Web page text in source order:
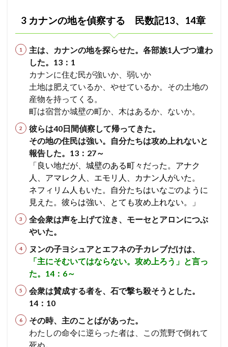
る。
20
24
章
6
6 モ
アブ
王、
預言
者バ
ラク
にイ
スラ
をの
ろわ
うと
民数
記
22
章
8
7 モ
アブ
3 カナンの地を偵察する 民数記13、14章
主は、カナンの地を探らせた。各部族1人づつ遣わ
した。13：1
カナンに住む民が強いか、弱いか
土地は肥えているか、やせているか。その土地の
産物を持ってくる。
町は宿営か城壁の町か、木はあるか、ないか。
彼らは40日間偵察して帰ってきた。
その地の住民は強い。自分たちは攻め上れないと
報告した。13：27～
「良い地だが、城壁のある町々だった。アナク
人、アマレク人、エモリ人、カナン人がいた。
ネフィリム人もいた。自分たちはいなごのように
見えた。彼らは強い、とても攻め上れない。」
全会衆は声を上げて泣き、モーセとアロンにつぶ
やいた。
ヌンの子ヨシュアとエフネの子カレブだけは、
「主にそむいてはならない。攻め上ろう」と言っ
た。14：6～
会衆は賛成する者を、石で撃ち殺そうとした。
14：10
その時、主のことばがあった。
わたしの命令に逆らった者は、この荒野で倒れて
死ぬ。